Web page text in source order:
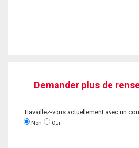
Demander plus de
Travaillez-vous actuellement avec un
Non Oui